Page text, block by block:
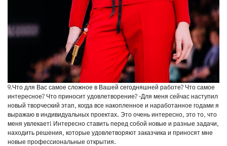
9.Что для Вас самое сложное в Вашей сегодняшней работе? Что самое
интересное? Что приносит удовлетворение? -Для меня сейчас наступил
новый творческий этап, когда все накопленное и наработанное годами я
выражаю в индивидуальных проектах. Это очень интересно, это то, что
меня увлекает! Интересно ставить перед собой новые и разные задачи,
находить решения, которые удовлетворяют заказчика и приносят мне
новые профессиональные открытия.